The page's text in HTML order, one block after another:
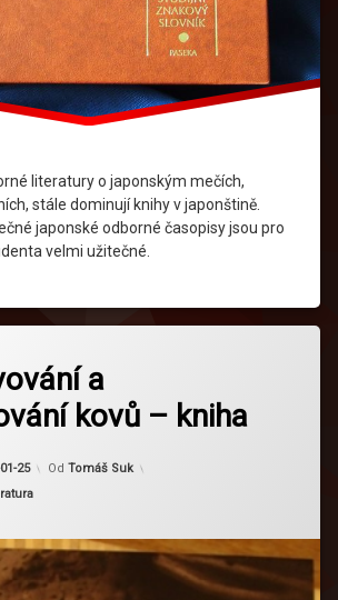
literatury o japonským mečích,
stále dominují knihy v japonštině.
japonské odborné časopisy jsou pro
velmi užitečné.
a
kovů – kniha
25
Aktualizováno
Od Tomáš Suk